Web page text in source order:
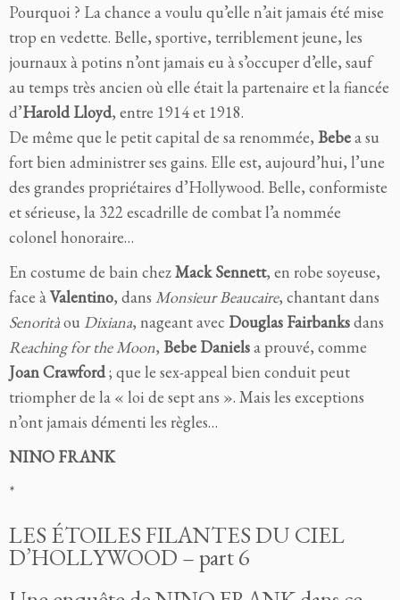
Pourquoi ? La chance a voulu qu’elle n’ait jamais été mise
trop en vedette. Belle, sportive, terriblement jeune, les
journaux à potins n’ont jamais eu à s’occuper d’elle, sauf
au temps très ancien où elle était la partenaire et la fiancée
d’Harold Lloyd, entre 1914 et 1918.
De même que le petit capital de sa renommée, Bebea su
fort bien administrer ses gains. Elle est, aujourd’hui, l’une
des grandes propriétaires d’Hollywood. Belle, conformiste
et sérieuse, la 322 escadrille de combat l’a nommée
colonel honoraire…
En costume de bain chezMack Sennett, en robe soyeuse,
face àValentino, dans Monsieur Beaucaire, chantant dans
Senoritàou Dixiana, nageant avec Douglas Fairbanksdans
Reaching for the Moon, Bebe Danielsa prouvé, comme
Joan Crawford; que le sex-appeal bien conduit peut
triompher de la « loi de sept ans ». Mais les exceptions
n’ont jamais démenti les règles…
NINO FRANK
*
LES ÉTOILES FILANTES DU CIEL
D’HOLLYWOOD – part 6